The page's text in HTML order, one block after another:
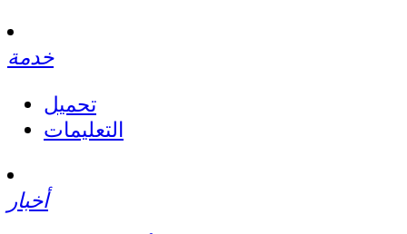
خدمة
تحميل
التعليمات
أخبار